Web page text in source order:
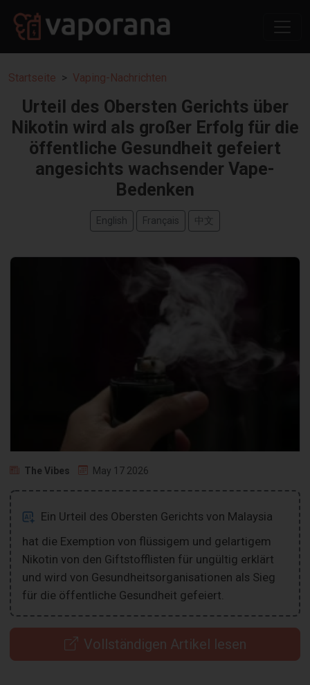
Startseite Vaping-Nachrichten
Urteil des Obersten Gerichts über
Nikotin wird als großer Erfolg für die
öffentliche Gesundheit gefeiert
angesichts wachsender Vape-
Bedenken
English Français 中文
The Vibes May 17 2026
Ein Urteil des Obersten Gerichts von Malaysia
hat die Exemption von flüssigem und gelartigem
Nikotin von den Giftstofflisten für ungültig erklärt
und wird von Gesundheitsorganisationen als Sieg
für die öffentliche Gesundheit gefeiert.
Vollständigen Artikel lesen